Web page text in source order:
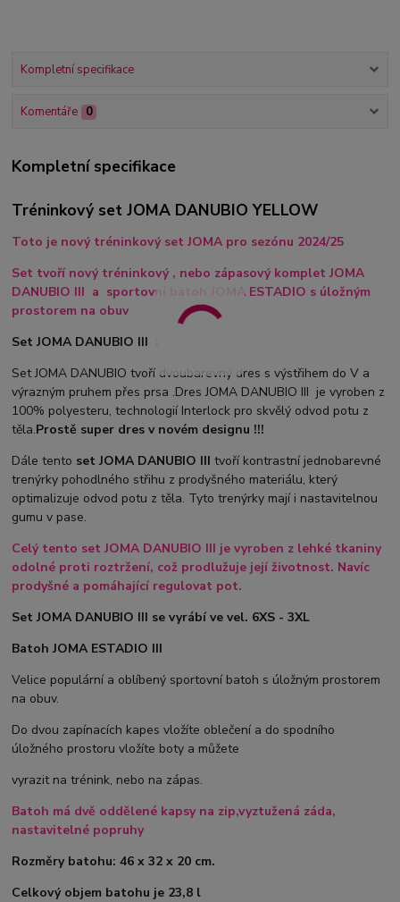
Kompletní specifikace
Komentáře 0
Kompletní specifikace
Tréninkový set JOMA DANUBIO YELLOW
Toto je nový tréninkový set JOMA pro sezónu 2024/25
Set tvoří nový tréninkový , nebo zápasový komplet JOMA
DANUBIO III a sportovní batoh JOMA ESTADIO s úložným
prostorem na obuv
Set JOMA DANUBIO III :
Set JOMA DANUBIO tvoří dvoubarevný dres s výstřihem do V a
výrazným pruhem přes prsa .Dres JOMA DANUBIO III je vyroben z
100% polyesteru, technologií Interlock pro skvělý odvod potu z
těla.Prostě super dres v novém designu !!!
Dále tento set JOMA DANUBIO III tvoří kontrastní jednobarevné
trenýrky pohodlného střihu z prodyšného materiálu, který
optimalizuje odvod potu z těla. Tyto trenýrky mají i nastavitelnou
gumu v pase.
Celý tento set JOMA DANUBIO III je vyroben z lehké tkaniny
odolné proti roztržení, což prodlužuje její životnost. Navíc
prodyšné a pomáhající regulovat pot.
Set JOMA DANUBIO III se vyrábí ve vel. 6XS - 3XL
Batoh JOMA ESTADIO III
Velice populární a oblíbený sportovní batoh s úložným prostorem
na obuv.
Do dvou zapínacích kapes vložíte oblečení a do spodního
úložného prostoru vložíte boty a můžete
vyrazit na trénink, nebo na zápas.
Batoh má dvě oddělené kapsy na zip,vyztužená záda,
nastavitelné popruhy
Rozměry batohu: 46 x 32 x 20 cm.
Celkový objem batohu je 23,8 l